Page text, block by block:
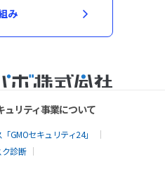
み
ュリティ事業について
GMOセキュリティ24」
診断